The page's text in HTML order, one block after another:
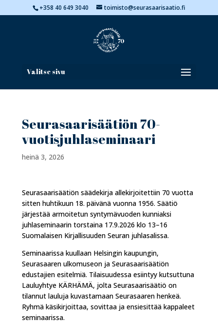
+358 40 649 3040 toimisto@seurasaarisaatio.fi
Valitse sivu
Seurasaarisäätiön 70-
vuotisjuhlaseminaari
heinä 3, 2026
Seurasaarisäätiön säädekirja allekirjoitettiin 70 vuotta
sitten huhtikuun 18. päivänä vuonna 1956. Säätiö
järjestää armoitetun syntymävuoden kunniaksi
juhlaseminaarin torstaina 17.9.2026 klo 13–16
Suomalaisen Kirjallisuuden Seuran juhlasalissa.
Seminaarissa kuullaan Helsingin kaupungin,
Seurasaaren ulkomuseon ja Seurasaarisäätiön
edustajien esitelmiä. Tilaisuudessa esiintyy kutsuttuna
Lauluyhtye KÄRHÄMÄ, jolta Seurasaarisäätiö on
tilannut lauluja kuvastamaan Seurasaaren henkeä.
Ryhmä käsikirjoittaa, sovittaa ja ensiesittää kappaleet
seminaarissa.